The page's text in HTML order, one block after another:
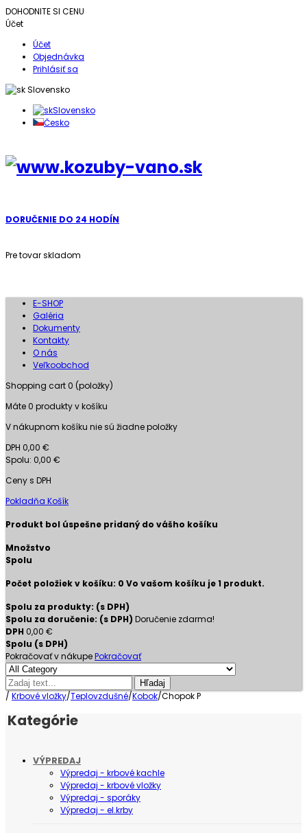
DOHODNITE SI CENU
Účet
Účet
Objednávka
Prihlásiť sa
Slovensko
Slovensko
Česko
DORUČENIE DO 24 HODÍN
Pre tovar skladom
E-SHOP
Galéria
Dokumenty
Kontakty
O nás
Veľkoobchod
Shopping cart0 (položky)
Máte0 produkty v košíku
V nákupnom košíku nie sú žiadne položky
DPH 0,00 €
Spolu: 0,00 €
Ceny s DPH
Pokladňa Košík
Produkt bol úspešne pridaný do vášho košíku
Množstvo
Spolu
Počet položiek v košíku: 0 Vo vašom košíku je 1 produkt.
Spolu za produkty: (s DPH)
Spolu za doručenie: (s DPH) Doručenie zdarma!
DPH 0,00 €
Spolu (s DPH)
Pokračovať v nákupePokračovať
Hľadaj
/ Krbové vložky/Teplovzdušné/Kobok/Chopok P
Kategórie
VÝPREDAJ
Výpredaj - krbové kachle
Výpredaj - krbové vložky
Výpredaj - sporáky
Výpredaj - el.krby